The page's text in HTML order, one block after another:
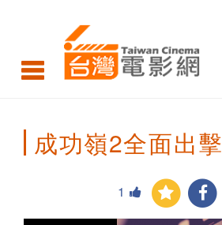
Taiwan
Cinema
成功嶺2全面出擊
1